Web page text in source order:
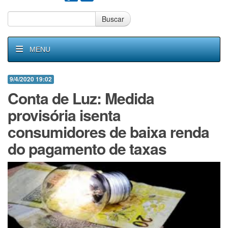
Buscar
MENU
9/4/2020 19:02
Conta de Luz: Medida
provisória isenta
consumidores de baixa renda
do pagamento de taxas